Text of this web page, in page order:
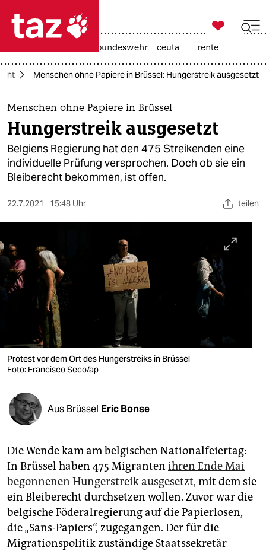
 taz zahl ich
taz zahl ich
themen
politik
öko
sport
berlin
nord
wahrheit
verlag
verlag
veranstaltungen
shop
unterstützen
abo
genossenschaft
epaper login

taz zahl ich
bundeswehr ceuta rente
Menschen ohne Papiere in Brüssel: Hungerstreik ausgesetzt
Menschen ohne Papiere in Brüssel
Hungerstreik ausgesetzt
Belgiens Regierung hat den 475 Streikenden eine
individuelle Prüfung versprochen. Doch ob sie ein
Bleiberecht bekommen, ist offen.
22.7.2021 15:48 Uhr teilen
Protest vor dem Ort des Hungerstreiks in Brüssel
Foto: Francisco Seco/ap
Aus Brüssel Eric Bonse
Die Wende kam am belgischen Nationalfeiertag:
In Brüssel haben 475 Migranten ihren Ende Mai
begonnenen Hungerstreik ausgesetzt, mit dem sie
ein Bleiberecht durchsetzen wollen. Zuvor war die
belgische Föderalregierung auf die Papierlosen,
die „Sans-Papiers“, zugegangen. Der für die
Migrationspolitik zuständige Staatssekretär